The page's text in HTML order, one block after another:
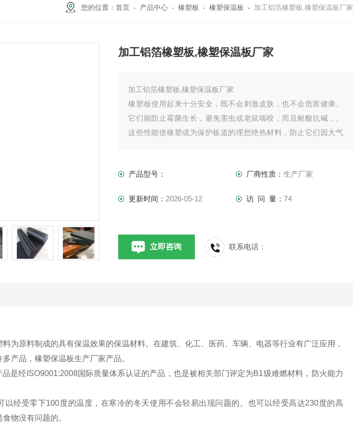
您的位置： 首页 - 产品中心 - 橡塑板 - 橡塑保温板 - 加工铝箔橡塑板,橡塑保温板厂家
加工铝箔橡塑板,橡塑保温板厂家
加工铝箔橡塑板,橡塑保温板厂家
橡塑板使用起来十分安全，既不会刺激皮肤，也不会危害健康。
它们能防止霉菌生长，避免害虫或老鼠啮咬，而且耐酸抗碱，。
这些性能使橡塑成为保护板道的理想绝热材料，防止它们因大气
产品型号： 厂商性质： 生产厂家
更新时间： 2026-05-12 访 问 量： 74
立即咨询 联系电话：
为原料制成的具有保温效果的保温材料。在建筑、化工、医药、车辆、电器等行业有广泛应用，
产品，橡塑保温板生产厂家产品。
是经ISO9001:2008国际质量体系认证的产品，也是被相关部门评定为B1级难燃材料，防火能力
以经受零下100度的温度，在寒冷的冬天使用不会轻易出现问题的。也可以经受高达230度的高
物没有问题的。